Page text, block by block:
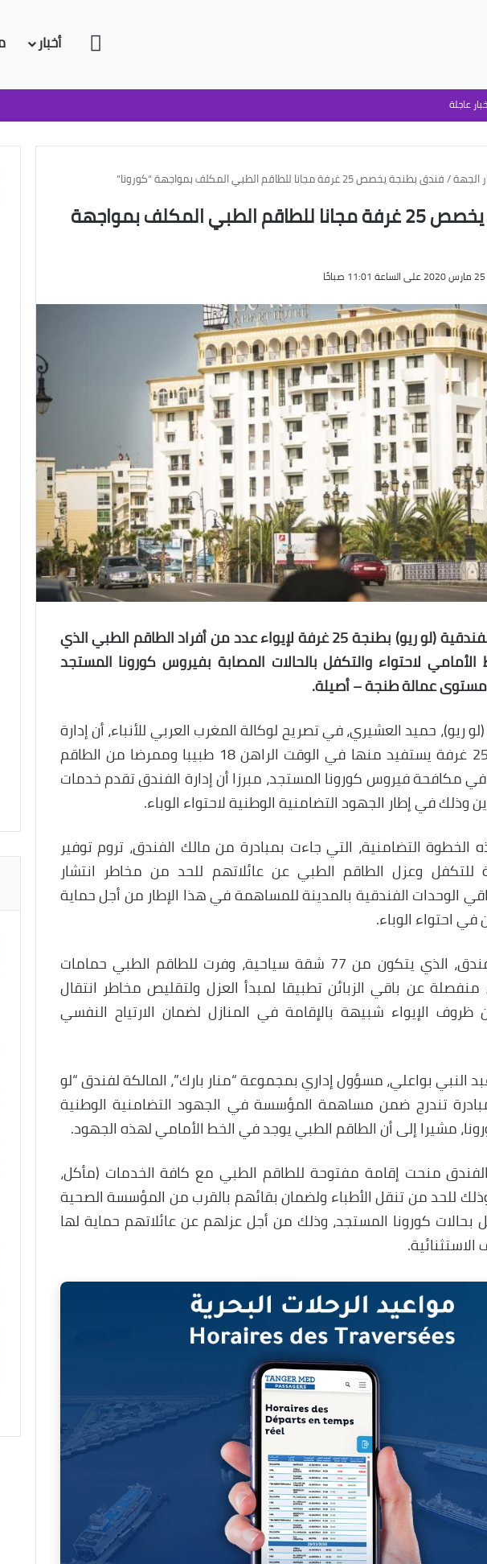
الرئيسية
أخبار
عاجلة
الجهة/فندق بطنجة يخصص 25 غرفة مجانا للطاقم الطبي المكلف بمواجهة “كورونا”
فندق بطنجة يخصص 25 غرفة مجانا للطاقم الطبي المكلف بمواجهة
25 مارس 2020 على الساعة 11:01 صباحًا
خصصت الوحدة الفندقية (لو ريو) بطنجة 25 غرفة لإيواء عدد من أفراد الطاقم الطبي الذي
لاحتواء والتكفل بالحالات المصابة بفيروس كورونا المستجد
ريو)، حميد العشيري، في تصريح لوكالة المغرب العربي للأنباء، أن إدارة
الفندق خصصت 25 غرفة يستفيد منها في الوقت الراهن 18 طبيبا وممرضا من الطاقم
مكافحة فيروس كورونا المستجد، مبرزا أن إدارة الفندق تقدم خدمات
وذلك في إطار الجهود التضامنية الوطنية لاحتواء الوباء.
الخطوة التضامنية، التي جاءت بمبادرة من مالك الفندق، تروم توفير
للتكفل وعزل الطاقم الطبي عن عائلاتهم للحد من مخاطر انتشار
الوحدات الفندقية بالمدينة للمساهمة في هذا الإطار من أجل حماية
في احتواء الوباء.
وأبرز أن إدارة الفندق، الذي يتكون من 77 شقة سياحية، وفرت للطاقم الطبي حمامات
عن باقي الزبائن تطبيقا لمبدأ العزل ولتقليص مخاطر انتقال
ظروف الإيواء شبيهة بالإقامة في المنازل لضمان الارتياح النفسي
النبي بواعلي، مسؤول إداري بمجموعة “منار بارك”، المالكة لفندق “لو
تندرج ضمن مساهمة المؤسسة في الجهود التضامنية الوطنية
مشيرا إلى أن الطاقم الطبي يوجد في الخط الأمامي لهذه الجهود.
منحت إقامة مفتوحة للطاقم الطبي مع كافة الخدمات (مأكل،
للحد من تنقل الأطباء ولضمان بقائهم بالقرب من المؤسسة الصحية
كورونا المستجد، وذلك من أجل عزلهم عن عائلاتهم حماية لها